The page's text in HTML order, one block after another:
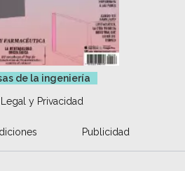
de la ingeniería
y Privacidad
Publicidad